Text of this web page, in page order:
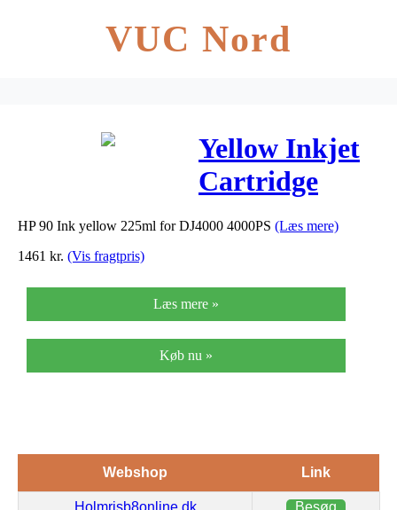
VUC Nord
Yellow Inkjet
Cartridge
No.90
HP 90 Ink yellow 225ml for DJ4000 4000PS (Læs mere)
1461 kr. (Vis fragtpris)
Læs mere »
Køb nu »
Webshop Link
Holmrisb8online.dk Besøg